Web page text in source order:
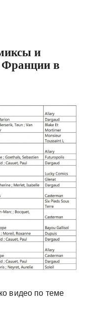
и
Франции в
видео по теме